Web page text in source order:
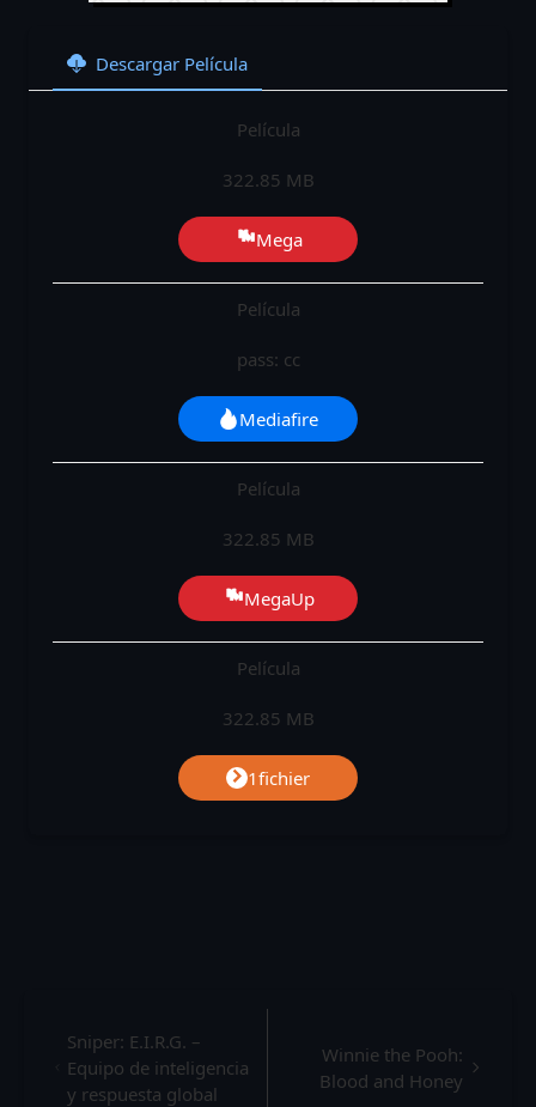
Descargar Película
Película
322.85 MB
Mega
Película
pass: cc
Mediafire
Película
322.85 MB
MegaUp
Película
322.85 MB
1fichier
Sniper: E.I.R.G. –
Equipo de inteligencia
y respuesta global
Winnie the Pooh:
Blood and Honey